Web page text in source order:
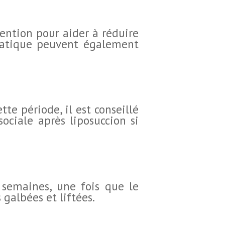
pour aider à réduire
peuvent également
période, il est conseillé
après liposuccion si
une fois que le
galbées et liftées.